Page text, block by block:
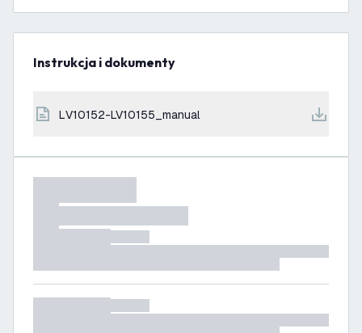
Instrukcja i dokumenty
LV10152-LV10155_manual